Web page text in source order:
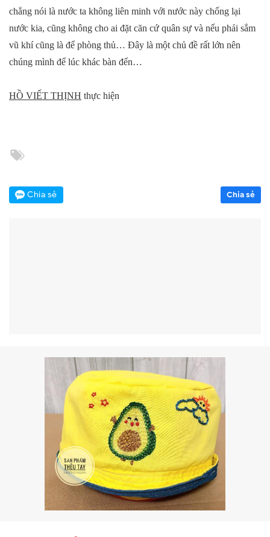
chẳng nói là nước ta không liên minh với nước này chống lại
nước kia, cũng không cho ai đặt căn cứ quân sự và nếu phải sắm
vũ khí cũng là để phòng thủ… Đây là một chủ đề rất lớn nên
chúng mình để lúc khác bàn đến…
HỒ VIẾT THỊNH thực hiện
Chia sẻ Chia sẻ